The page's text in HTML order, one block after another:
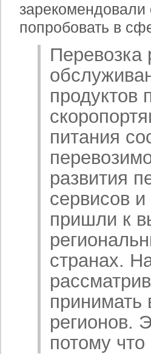
попробовать в
продуктов
питания
развития
сервисов
пришли к
странах.
принимать
регионов.
потому